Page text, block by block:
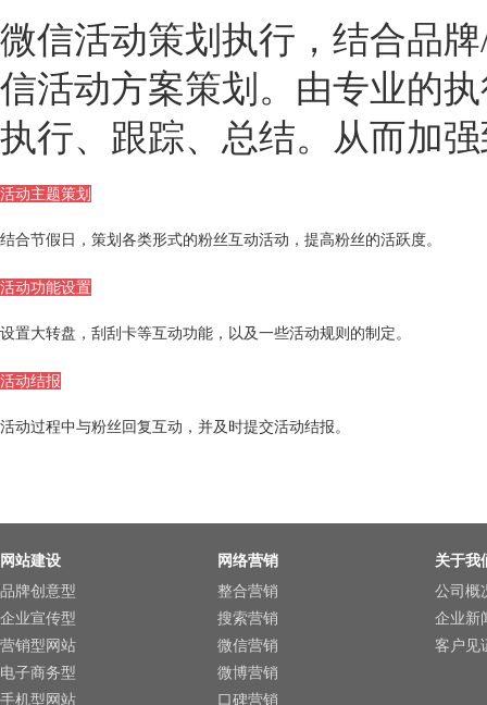
微信活动策划执行，结合品
信活动方案策划。由专业的
执行、跟踪、总结。从而加
活动主题策划
结合节假日，策划各类形式的粉丝互动活动，提高粉丝的活跃度。
活动功能设置
设置大转盘，刮刮卡等互动功能，以及一些活动规则的制定。
活动结报
活动过程中与粉丝回复互动，并及时提交活动结报。
网站建设
品牌创意型
企业宣传型
营销型网站
电子商务型
手机型网站
网络营销
整合营销
搜索营销
微信营销
微博营销
口碑营销
关于我
公司概
企业新
客户见